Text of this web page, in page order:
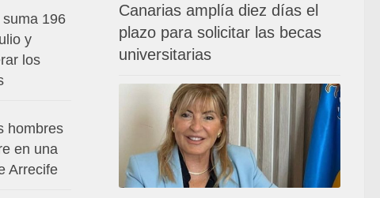
Canarias amplía diez días el
plazo para solicitar las becas
universitarias
196
y
los
hombres
en una
Arrecife